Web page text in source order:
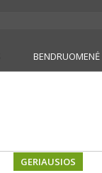
BENDRUOMENĖ
GERIAUSIOS